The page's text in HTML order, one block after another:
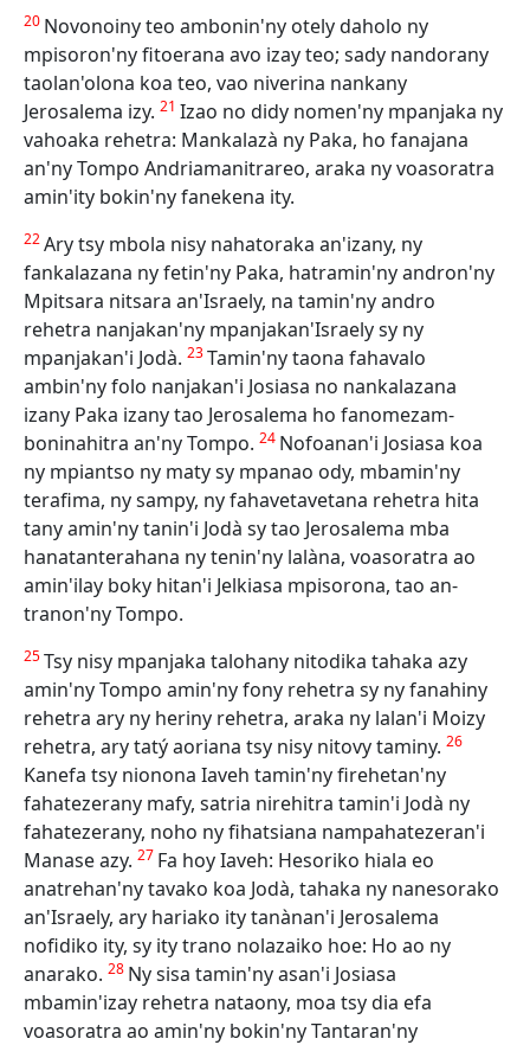
20 Novonoiny teo ambonin'ny otely daholo ny
mpisoron'ny fitoerana avo izay teo; sady nandorany
taolan'olona koa teo, vao niverina nankany
Jerosalema izy. 21 Izao no didy nomen'ny mpanjaka ny
vahoaka rehetra: Mankalazà ny Paka, ho fanajana
an'ny Tompo Andriamanitrareo, araka ny voasoratra
amin'ity bokin'ny fanekena ity.
22Ary tsy mbola nisy nahatoraka an'izany, ny
fankalazana ny fetin'ny Paka, hatramin'ny andron'ny
Mpitsara nitsara an'Israely, na tamin'ny andro
rehetra nanjakan'ny mpanjakan'Israely sy ny
mpanjakan'i Jodà. 23Tamin'ny taona fahavalo
ambin'ny folo nanjakan'i Josiasa no nankalazana
izany Paka izany tao Jerosalema ho fanomezam-
boninahitra an'ny Tompo. 24 Nofoanan'i Josiasa koa
ny mpiantso ny maty sy mpanao ody, mbamin'ny
terafima, ny sampy, ny fahavetavetana rehetra hita
tany amin'ny tanin'i Jodà sy tao Jerosalema mba
hanatanterahana ny tenin'ny lalàna, voasoratra ao
amin'ilay boky hitan'i Jelkiasa mpisorona, tao an-
tranon'ny Tompo.
25Tsy nisy mpanjaka talohany nitodika tahaka azy
amin'ny Tompo amin'ny fony rehetra sy ny fanahiny
rehetra ary ny heriny rehetra, araka ny lalan'i Moizy
rehetra, ary tatý aoriana tsy nisy nitovy taminy. 26
Kanefa tsy nionona Iaveh tamin'ny firehetan'ny
fahatezerany mafy, satria nirehitra tamin'i Jodà ny
fahatezerany, noho ny fihatsiana nampahatezeran'i
Manase azy. 27 Fa hoy Iaveh: Hesoriko hiala eo
anatrehan'ny tavako koa Jodà, tahaka ny nanesorako
an'Israely, ary hariako ity tanànan'i Jerosalema
nofidiko ity, sy ity trano nolazaiko hoe: Ho ao ny
anarako. 28 Ny sisa tamin'ny asan'i Josiasa
mbamin'izay rehetra nataony, moa tsy dia efa
voasoratra ao amin'ny bokin'ny Tantaran'ny